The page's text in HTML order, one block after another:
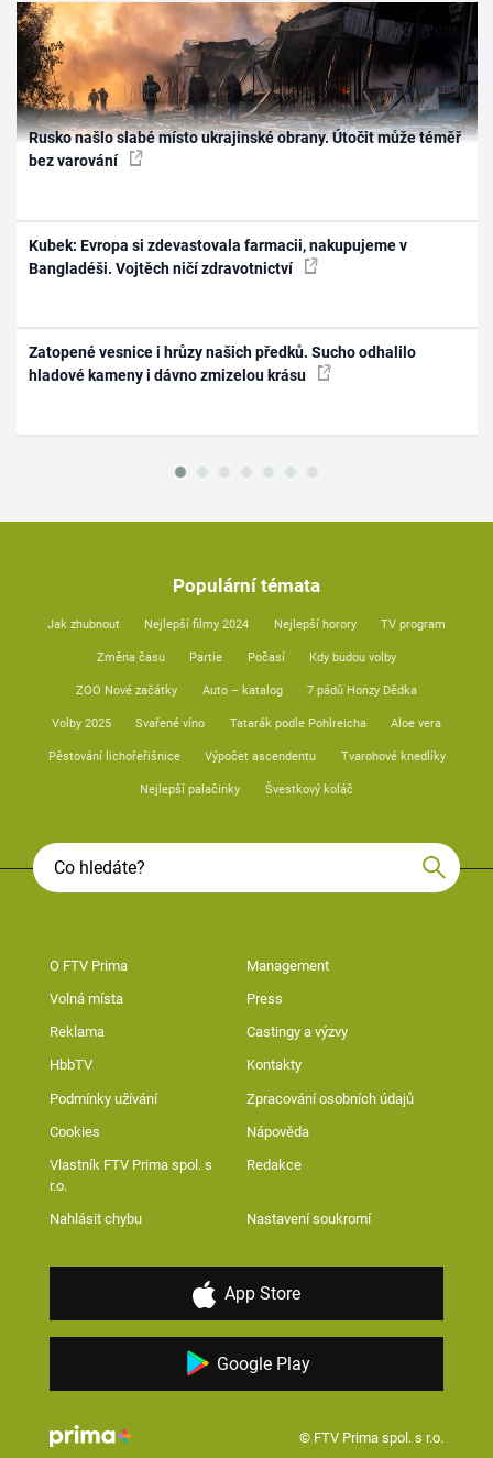
Rusko našlo slabé místo ukrajinské obrany. Útočit může téměř
bez varování
Kubek: Evropa si zdevastovala farmacii, nakupujeme v
Bangladéši. Vojtěch ničí zdravotnictví
Zatopené vesnice i hrůzy našich předků. Sucho odhalilo
hladové kameny i dávno zmizelou krásu
Populární témata
Jak zhubnout Nejlepší filmy 2024 Nejlepší horory TV program
Změna času Partie Počasí Kdy budou volby
ZOO Nové začátky Auto – katalog 7 pádů Honzy Dědka
Volby 2025 Svařené víno Tatarák podle Pohlreicha Aloe vera
Pěstování lichořeřišnice Výpočet ascendentu Tvarohové knedlíky
Nejlepší palačinky Švestkový koláč
O FTV Prima Management
Volná místa Press
Reklama Castingy a výzvy
HbbTV Kontakty
Podmínky užívání Zpracování osobních údajů
Cookies Nápověda
Vlastník FTV Prima spol. s
r.o.
Redakce
Nahlásit chybu Nastavení soukromí
App Store
Google Play
© FTV Prima spol. s r.o.